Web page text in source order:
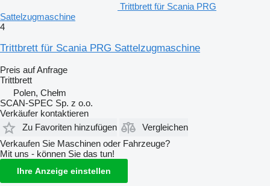
Trittbrett für Scania PRG
Sattelzugmaschine
4
Trittbrett für Scania PRG Sattelzugmaschine
Preis auf Anfrage
Trittbrett
Polen, Chełm
SCAN-SPEC Sp. z o.o.
Verkäufer kontaktieren
Zu Favoriten hinzufügen
Vergleichen
Verkaufen Sie Maschinen oder Fahrzeuge?
Mit uns - können Sie das tun!
Ihre Anzeige einstellen